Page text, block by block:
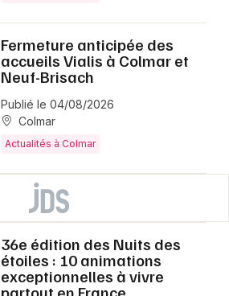
Fermeture anticipée des
accueils Vialis à Colmar et
Neuf-Brisach
Publié le 04/08/2026
Colmar
Actualités à Colmar
36e édition des Nuits des
étoiles : 10 animations
exceptionnelles à vivre
partout en France